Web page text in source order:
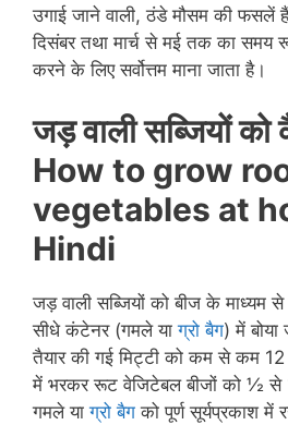
उगाई जाने वाली, ठंडे मौसम की फसलें
दिसंबर तथा मार्च से मई तक का समय
करने के लिए सर्वोत्तम माना जाता है।
जड़ वाली सब्जियों
How to grow
vegetables at
Hindi
जड़ वाली सब्जियों को बीज के माध्यम से
सीधे कंटेनर (गमले याग्रो बैग) में
तैयार की गई मिट्टी को कम से कम 12
में भरकर रूट वेजिटेबल बीजों को ½ से 1
गमले या ग्रो बैग को पूर्ण सूर्यप्रकाश में